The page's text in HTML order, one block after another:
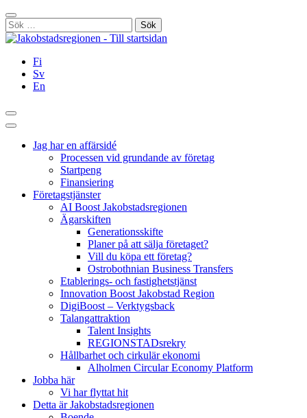
Hoppa
till
innehållet
Stäng
Sök
efter:
Fi
Sv
En
Sök
Huvudmeny
Jag har en affärsidé
Processen vid grundande av företag
Startpeng
Finansiering
Företagstjänster
AI Boost Jakobstadsregionen
Ägarskiften
Generationsskifte
Planer på att sälja företaget?
Vill du köpa ett företag?
Ostrobothnian Business Transfers
Etablerings- och fastighetstjänst
Innovation Boost Jakobstad Region
DigiBoost – Verktygsback
Talangattraktion
Talent Insights
REGIONSTADsrekry
Hållbarhet och cirkulär ekonomi
Alholmen Circular Economy Platform
Jobba här
Vi har flyttat hit
Detta är Jakobstadsregionen